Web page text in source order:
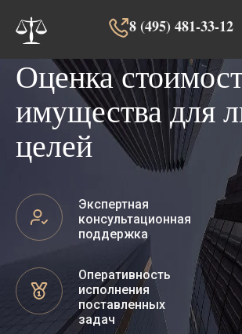
8 (495) 481-33-12‬‬
Оценка
имущества для
целей
Экспертная
консультационная
поддержка
Оперативность
исполнения
поставленных
задач